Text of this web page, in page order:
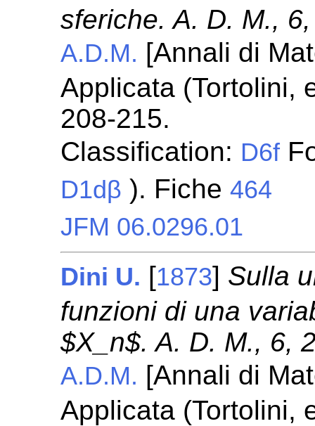
sferiche. A. D. M.,
A.D.M. [Annali di
Applicata (Tortolini,
208-215.
Classification: D6f
D1dβ ). Fiche464
JFM 06.0296.01
Dini U. [1873] Sulla
funzioni di una
$X_n$. A. D. M., 6,
A.D.M. [Annali di
Applicata (Tortolini,